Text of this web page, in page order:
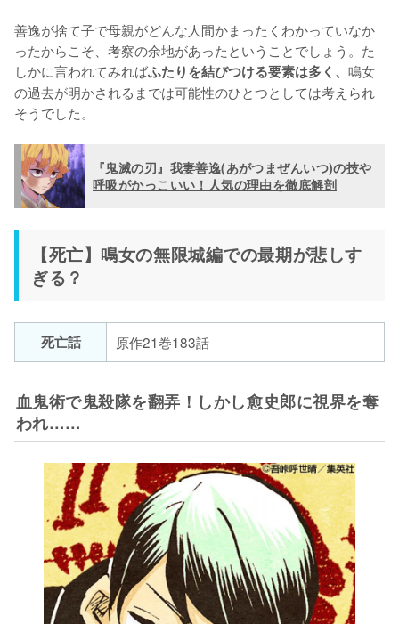
善逸が捨て子で母親がどんな人間かまったくわかっていなか
ったからこそ、考察の余地があったということでしょう。た
しかに言われてみればふたりを結びつける要素は多く、 鳴女
の過去が明かされるまでは可能性のひとつとしては考えられ
そうでした。
『鬼滅の刃』我妻善逸(あがつまぜんいつ)の技や
呼吸がかっこいい！人気の理由を徹底解剖
【死亡】鳴女の無限城編での最期が悲しす
ぎる？
死亡話 原作21巻183話
血鬼術で鬼殺隊を翻弄！しかし愈史郎に視界を奪
われ……